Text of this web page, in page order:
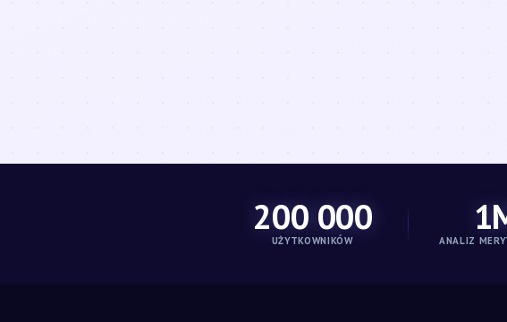
200 000
UŻYTKOWNIKÓW ANALIZ